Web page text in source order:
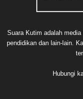
Suara Kutim adalah
pendidikan dan lain-lain.
Hubungi